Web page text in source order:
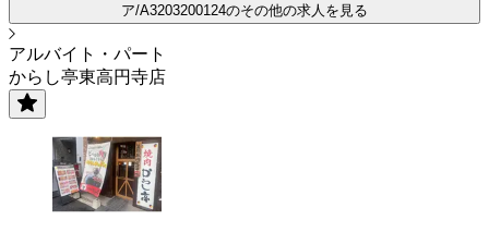
ア/A3203200124のその他の求人を見る
アルバイト・パート
からし亭東高円寺店